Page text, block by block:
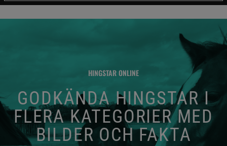
HINGSTAR ONLINE
GODKÄNDA HINGSTAR I
FLERA KATEGORIER MED
BILDER OCH FAKTA